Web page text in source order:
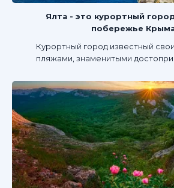
Ялта - это курортный
побережье
Курортный город известный
пляжами, знаменитыми